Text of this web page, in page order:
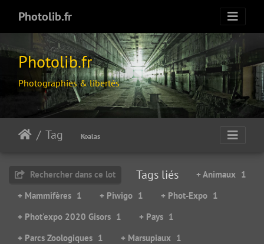
Photolib.fr
Photolib.fr
Photographies & libertés
Tag Koalas
Rechercher dans ce lot Tags liés + Animaux 1
+ Mammifères 1 + Piwigo 1 + Phot-Expo 1
+ Phot'expo 2020 Gisors 1 + Pays 1
+ Parcs Zoologiques 1 + Marsupiaux 1